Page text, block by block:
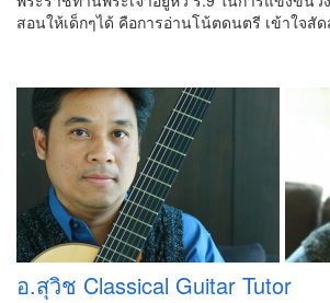
สอนให้เด็กๆได้ คือการอ่านโน้ตดนตรี เข้าใจ
อ.สุวิช Classical Guitar Tutor